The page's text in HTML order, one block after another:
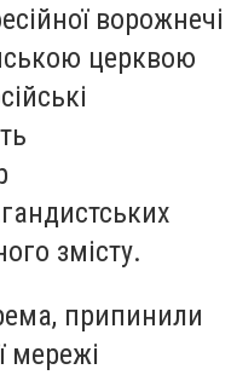
ворожнечі
церквою
змісту.
припинили
мережі